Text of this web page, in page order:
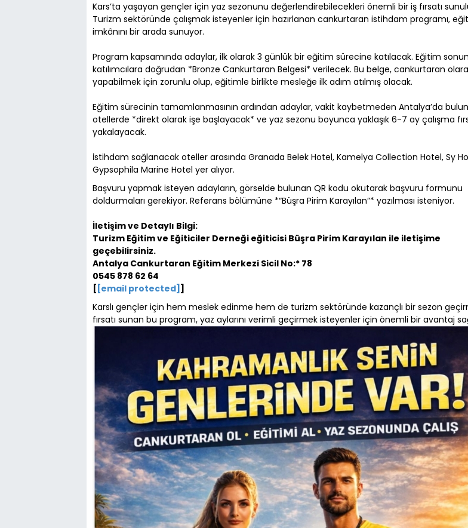
Kars’ta yaşayan gençler için yaz sezonunu değerlendirebilecekleri önemli bir iş fırsatı
Turizm sektöründe çalışmak isteyenler için hazırlanan cankurtaran istihdam programı,
imkânını bir arada sunuyor.
Program kapsamında adaylar, ilk olarak 3 günlük bir eğitim sürecine katılacak. Eğitim
katılımcılara doğrudan *Bronze Cankurtaran Belgesi* verilecek. Bu belge, cankurtaran
yapabilmek için zorunlu olup, eğitimle birlikte mesleğe ilk adım atılmış olacak.
Eğitim sürecinin tamamlanmasının ardından adaylar, vakit kaybetmeden Antalya’da
otellerde *direkt olarak işe başlayacak* ve yaz sezonu boyunca yaklaşık 6-7 ay çalışma
yakalayacak.
İstihdam sağlanacak oteller arasında Granada Belek Hotel, Kamelya Collection Hotel, Sy
Gypsophila Marine Hotel yer alıyor.
Başvuru yapmak isteyen adayların, görselde bulunan QR kodu okutarak başvuru formunu
doldurmaları gerekiyor. Referans bölümüne *“Büşra Pirim Karayılan”* yazılması isteniyor.
İletişim ve Detaylı Bilgi:
Turizm Eğitim ve Eğiticiler Derneği eğiticisi Büşra Pirim Karayılan ile iletişime
geçebilirsiniz.
Antalya Cankurtaran Eğitim Merkezi Sicil No:* 78
0545 878 62 64
[ [email protected] ]
Karslı gençler için hem meslek edinme hem de turizm sektöründe kazançlı bir sezon
fırsatı sunan bu program, yaz aylarını verimli geçirmek isteyenler için önemli bir avantaj